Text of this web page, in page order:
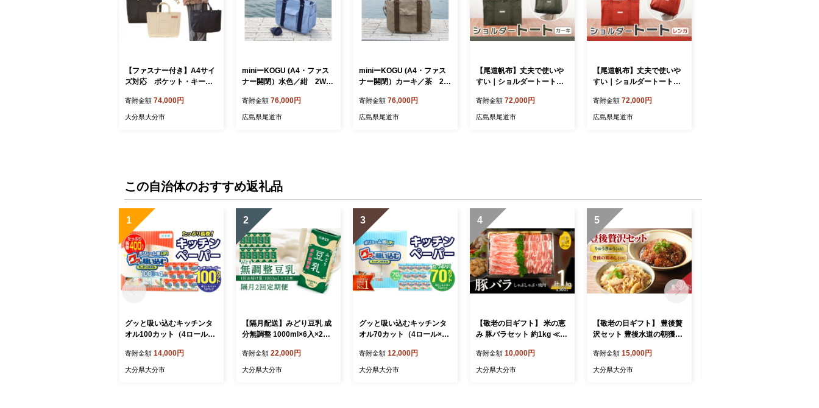
【ファスナー付き】A4サイ
ズ対応 ポケット・キーフ
4号帆布 [George 1]（ブラ
ック） 大分県 かばん トー
寄附金額 74,000円
大分県大分市
miniーKOGU (A4・ファス
ナー開閉）水色／紺 2WA
【尾道 はんぷ バッグ トー
トバッグ かばん 特産品 シ
寄附金額 76,000円
広島県尾道市
miniーKOGU (A4・ファス
ナー開閉）カーキ／茶 2W
【尾道 はんぷ バッグ トー
トバッグ かばん 特産品 シ
寄附金額 76,000円
広島県尾道市
【尾道帆布】丈夫で使いや
すい｜ショルダートート
ッグ トートバッグ かばん
特産品 シンプル ファッショ
寄附金額 72,000円
広島県尾道市
【尾道帆布】丈夫で使いや
すい｜ショルダートート
ッグ トートバッグ かばん
特産品 シンプル ファッショ
寄附金額 72,000円
広島県尾道市
この自治体のおすすめ返礼品
1
グッと吸い込むキッチンタ
オル100カット（4ロール×1
ー 日用品 消耗品 大容量 吸
収力 破れにくい 長持ち 掃
寄附金額 14,000円
大分県大分市
2
【隔月配送】みどり豆乳 成
分無調整 1000ml×6入×2ケ
届け定期便 飲料 豆乳 成分
無調整 定期便 常温保存 無
寄附金額 22,000円
大分県大分市
3
グッと吸い込むキッチンタ
オル70カット（4ロール×12
日用品 消耗品 大容量 吸収
力 破れにくい 長持ち 掃除
寄附金額 12,000円
大分県大分市
4
【敬老の日ギフト】 米の恵
み 豚バラセット 約1kg ≪9
お肉 豚肉 ポーク 国産 しゃ
ぶしゃぶ 焼肉 冷しゃぶ 2種
寄附金額 10,000円
大分県大分市
5
【敬老の日ギフト】 豊後贅
沢セット 豊後水道の朝獲れ
めし5食 ≪9月21日お届け≫
郷土料理 海鮮 漁師飯 漬け
寄附金額 15,000円
大分県大分市